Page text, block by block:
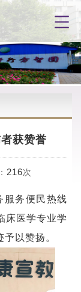
获赞誉
216次
服务便民热线
床医学专业学
以赞扬。